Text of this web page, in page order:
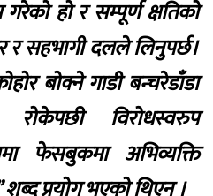
हो र सम्पूर्ण क्षतिको
र सहभागी दलले लिनुपर्छ।
बोक्ने गाडी बन्चरेडाँडा
रोकेपछी विरोधस्वरुप
फेसबुकमा अभिव्यक्ति